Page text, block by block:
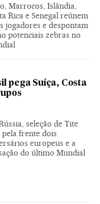
Marrocos, Islândia,
Rica e Senegal reúnem
jogadores e despontam
potenciais zebras no
pega Suíça, Costa
seleção de Tite
frente dois
europeus e a
do último Mundial